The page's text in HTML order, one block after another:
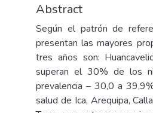
Abstract
Según el patrón de
presentan las mayores
tres años son:
superan el 30% de los
prevalencia – 30,0 a
salud de Ica, Arequipa,